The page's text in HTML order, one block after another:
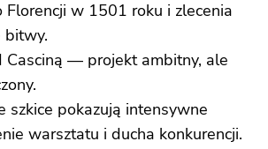
Florencji w 1501 roku i zlecenia
bitwy.
Casciną — projekt ambitny, ale
szkice pokazują intensywne
warsztatu i ducha konkurencji.